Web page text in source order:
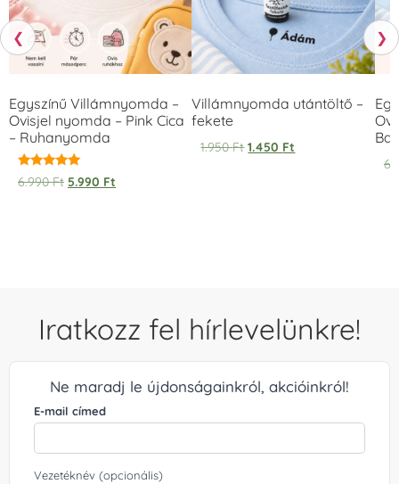
❮
Egyszínű Villámnyomda –
Ovisjel nyomda – Pink Cica
– Ruhanyomda
Értékelés:
5.00
6.990Ft 5.990 Ft
Villámnyomda utántöltő –
fekete
1.950Ft 1.450 Ft
❯
Iratkozz fel hírlevelünkre!
Ne maradj le újdonságainkról, akcióinkról!
E-mail címed
Vezetéknév (opcionális)